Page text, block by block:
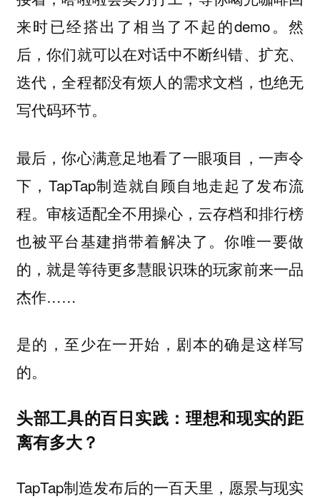
来时已经搭出了相当了不起的demo。然
后，你们就可以在对话中不断纠错、扩充、
迭代，全程都没有烦人的需求文档，也绝无
写代码环节。
最后，你心满意足地看了一眼项目，一声令
下，TapTap制造就自顾自地走起了发布流
程。审核适配全不用操心，云存档和排行榜
也被平台基建捎带着解决了。你唯一要做
的，就是等待更多慧眼识珠的玩家前来一品
杰作……
是的，至少在一开始，剧本的确是这样写
的。
头部工具的百日实践：理想和现实的距
离有多大？
TapTap制造发布后的一百天里，愿景与现实